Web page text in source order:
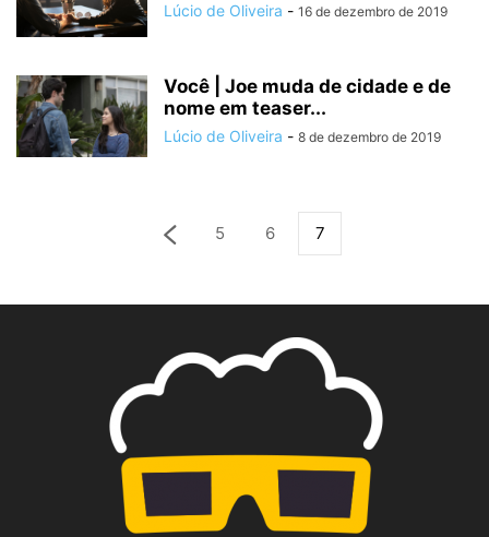
Lúcio de Oliveira - 16 de dezembro de 2019
Você | Joe muda de cidade e de
nome em teaser...
Lúcio de Oliveira - 8 de dezembro de 2019
5 6 7